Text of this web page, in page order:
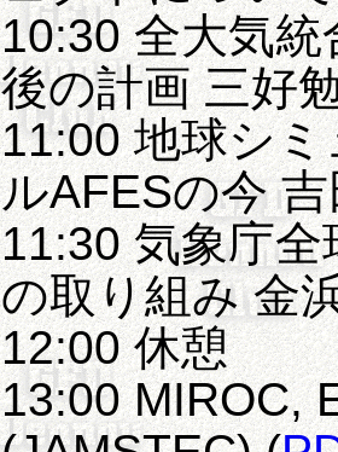
10:30 全大気
後の計画 三好
11:00 地球シ
ルAFESの今
11:30 気象庁
の取り組み 金
12:00 休憩
13:00 MIROC,